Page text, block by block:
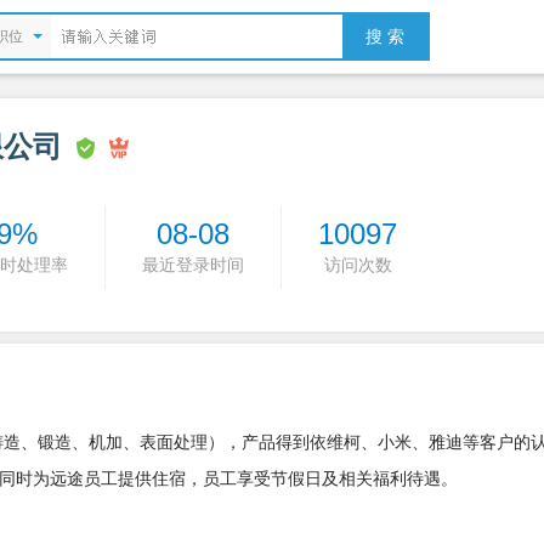
位 搜 索
司
处理率
08-08
最近登录时间
10097
访问次数
、锻造、机加、表面处理），产品得到依维柯、小米、雅迪等客户的
为远途员工提供住宿，员工享受节假日及相关福利待遇。